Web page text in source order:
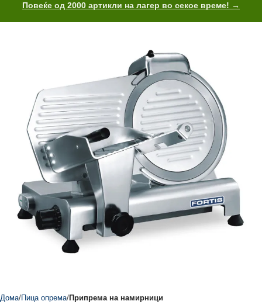
Повеќе од 2000 артикли на лагер во секое време! →
Дома Пица опрема Припрема на намирници